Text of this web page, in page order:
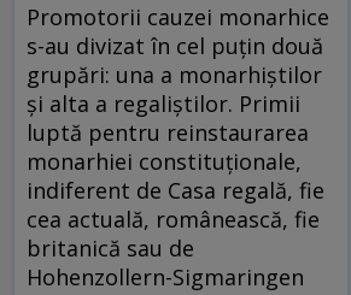
Promotorii cauzei monarhice
s-au divizat în cel puţin două
grupări: una a monarhiştilor
şi alta a regaliştilor. Primii
luptă pentru reinstaurarea
monarhiei constituţionale,
indiferent de Casa regală, fie
cea actuală, românească, fie
britanică sau de
Hohenzollern-Sigmaringen